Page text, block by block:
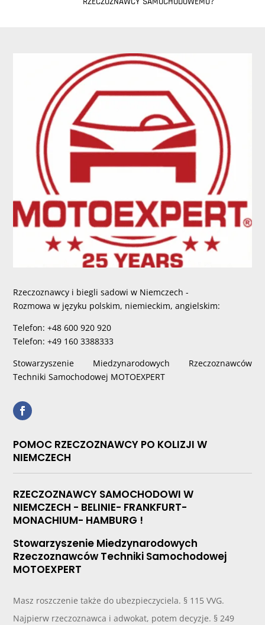
Rzeczoznawcy i biegli sadowi w Niemczech -
Rozmowa w języku polskim, niemieckim, angielskim:
Telefon: +48 600 920 920
Telefon: +49 160 3388333
Stowarzyszenie Miedzynarodowych Rzeczoznawców
Techniki Samochodowej MOTOEXPERT
POMOC RZECZOZNAWCY PO KOLIZJI W
NIEMCZECH
RZECZOZNAWCY SAMOCHODOWI W
NIEMCZECH - BELINIE- FRANKFURT-
MONACHIUM- HAMBURG !
Stowarzyszenie Miedzynarodowych
Rzeczoznawców Techniki Samochodowej
MOTOEXPERT
Masz roszczenie także do ubezpieczyciela. § 115 VVG.
Najpierw rzeczoznawca i adwokat, potem decyzje. § 249